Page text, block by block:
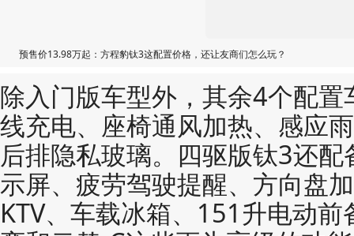
预售价13.98万起：方程豹钛3这配置价格，还让友商们怎么玩？
除入门版车型外，其余4个配
线充电、座椅通风加热、感应
后排隐私玻璃。四驱版钛3还
示屏、疲劳驾驶提醒、方向盘
KTV、车载冰箱、151升电动